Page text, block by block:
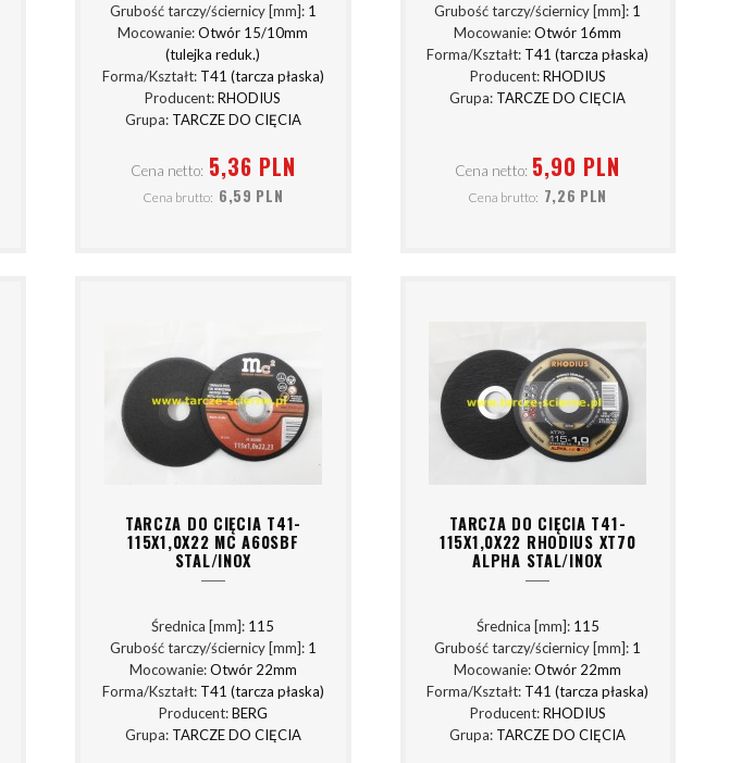
Grubość tarczy/ściernicy [mm]: 1
Mocowanie:Otwór 15/10mm
(tulejka reduk.)
Forma/Kształt: T41 (tarcza płaska)
Producent:RHODIUS
Grupa: TARCZE DO CIĘCIA
Cena netto: 5,36 PLN
Cena brutto: 6,59 PLN
Grubość tarczy/ściernicy [mm]: 1
Mocowanie:Otwór 16mm
Forma/Kształt: T41 (tarcza płaska)
Producent:RHODIUS
Grupa: TARCZE DO CIĘCIA
Cena netto: 5,90 PLN
Cena brutto: 7,26 PLN
TARCZA DO CIĘCIA T41-
115X1,0X22 MC A60SBF
STAL/INOX
Średnica [mm]: 115
Grubość tarczy/ściernicy [mm]: 1
Mocowanie:Otwór 22mm
Forma/Kształt: T41 (tarcza płaska)
Producent:BERG
Grupa: TARCZE DO CIĘCIA
TARCZA DO CIĘCIA T41-
115X1,0X22 RHODIUS XT70
ALPHA STAL/INOX
Średnica [mm]: 115
Grubość tarczy/ściernicy [mm]: 1
Mocowanie:Otwór 22mm
Forma/Kształt: T41 (tarcza płaska)
Producent:RHODIUS
Grupa: TARCZE DO CIĘCIA